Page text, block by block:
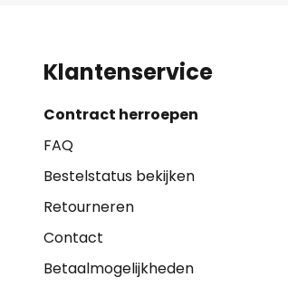
Klantenservice
Contract herroepen
FAQ
Bestelstatus bekijken
Retourneren
Contact
Betaalmogelijkheden